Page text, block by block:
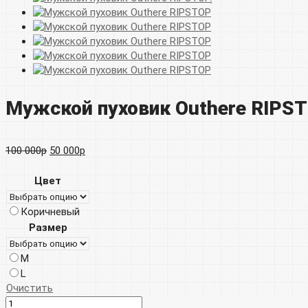
Мужской пуховик Outhere
100 000р Первоначальная
составляла
000р.
50 000р
50
Цвет
Коричневый
Размер
M
L
Очистить